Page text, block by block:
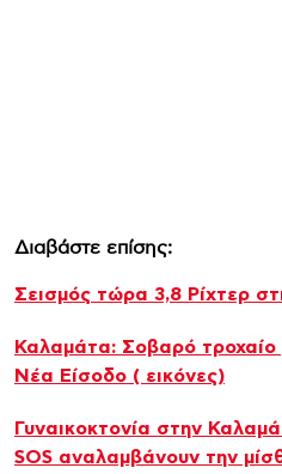
Διαβάστε επίσης:
Σεισμός τώρα 3,8 Ρίχτερ
Καλαμάτα: Σοβαρό τροχαίο
Νέα Είσοδο ( εικόνες)
Γυναικοκτονία στην
SOS αναλαμβάνουν την